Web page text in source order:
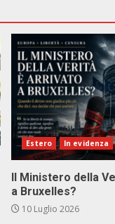
Estero In evidenza
Il Ministero della
a Bruxelles?
10 Luglio 2026